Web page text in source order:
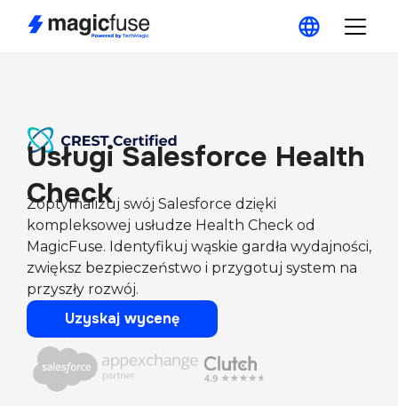
Usługi Salesforce Health
Check
Zoptymalizuj swój Salesforce dzięki
kompleksowej usłudze Health Check od
MagicFuse. Identyfikuj wąskie gardła wydajności,
zwiększ bezpieczeństwo i przygotuj system na
przyszły rozwój.
Uzyskaj wycenę